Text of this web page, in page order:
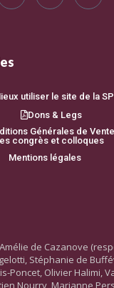
utiliser le site de la
Dons & Legs
Générales de Vente
congrès et colloques
Mentions légales
de Cazanove
Stéphanie de
Poncet, Olivier Halimi,
Nourry, Marianne